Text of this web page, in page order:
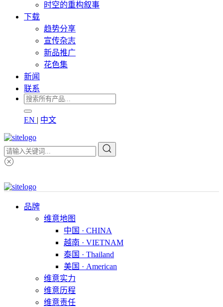
时空的重构叙事
下载
趋势分享
宣传杂志
新品推广
花色集
新闻
联系
EN | 中文
品牌
维意地图
中国 · CHINA
越南 · VIETNAM
泰国 · Thailand
美国 · American
维意实力
维意历程
维意责任